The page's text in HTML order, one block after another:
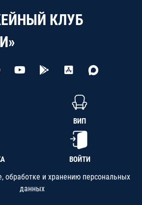
КЛУБ
ВИП
ВОЙТИ
обработке и хранению персональных
данных